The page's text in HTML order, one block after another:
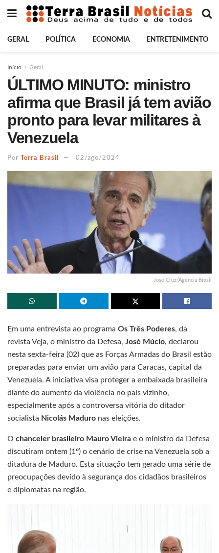
GERAL POLÍTICA ECONOMIA ENTRETENIMENTO
Início Geral
ÚLTIMO MINUTO: ministro
afirma que Brasil já tem avião
pronto para levar militares à
Venezuela
Por Terra Brasil 02/ago/2024
José Cruz/Agência Brasil
Em uma entrevista ao programa Os Três Poderes, da
revista Veja, o ministro da Defesa, José Múcio, declarou
nesta sexta-feira (02) que as Forças Armadas do Brasil estão
preparadas para enviar um avião para Caracas, capital da
Venezuela. A iniciativa visa proteger a embaixada brasileira
diante do aumento da violência no país vizinho,
especialmente após a controversa vitória do ditador
socialista Nicolás Maduro nas eleições.
O chanceler brasileiro Mauro Vieira e o ministro da Defesa
discutiram ontem (1º) o cenário de crise na Venezuela sob a
ditadura de Maduro. Esta situação tem gerado uma série de
preocupações devido à segurança dos cidadãos brasileiros
e diplomatas na região.